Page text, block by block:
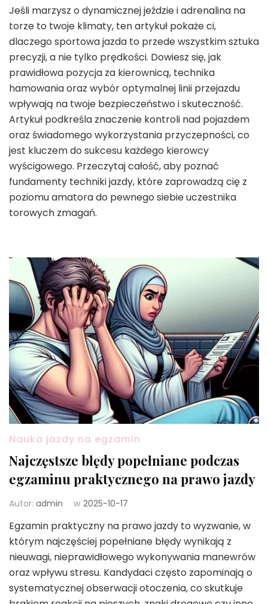
Jeśli marzysz o dynamicznej jeździe i adrenalina na
torze to twoje klimaty, ten artykuł pokaże ci,
dlaczego sportowa jazda to przede wszystkim sztuka
precyzji, a nie tylko prędkości. Dowiesz się, jak
prawidłowa pozycja za kierownicą, technika
hamowania oraz wybór optymalnej linii przejazdu
wpływają na twoje bezpieczeństwo i skuteczność.
Artykuł podkreśla znaczenie kontroli nad pojazdem
oraz świadomego wykorzystania przyczepności, co
jest kluczem do sukcesu każdego kierowcy
wyścigowego. Przeczytaj całość, aby poznać
fundamenty techniki jazdy, które zaprowadzą cię z
poziomu amatora do pewnego siebie uczestnika
torowych zmagań.
Nauka jazdy na egzamin
Najczęstsze błędy popełniane podczas
egzaminu praktycznego na prawo jazdy
Autor: admin w 2025-10-17
Egzamin praktyczny na prawo jazdy to wyzwanie, w
którym najczęściej popełniane błędy wynikają z
nieuwagi, nieprawidłowego wykonywania manewrów
oraz wpływu stresu. Kandydaci często zapominają o
systematycznej obserwacji otoczenia, co skutkuje